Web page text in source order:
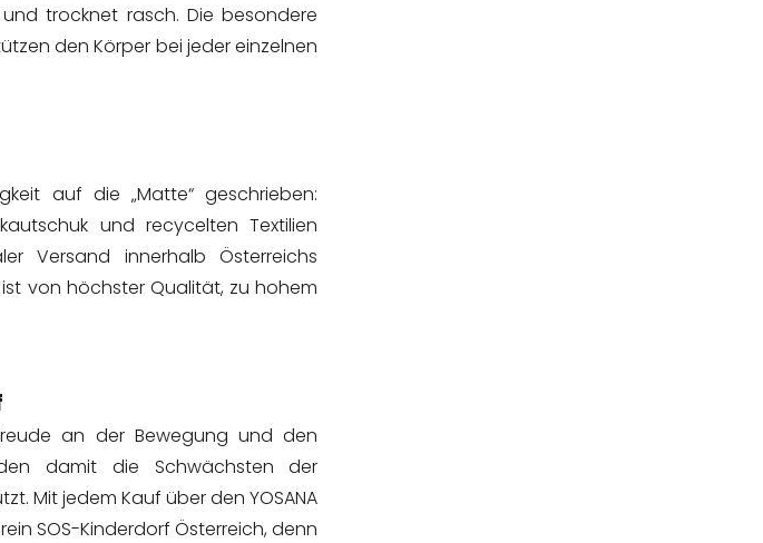
trocknet rasch. Die besondere
den Körper bei jeder einzelnen
auf die „Matte“ geschrieben:
und recycelten Textilien
Versand innerhalb Österreichs
von höchster Qualität, zu hohem
an der Bewegung und den
damit die Schwächsten der
Mit jedem Kauf über den YOSANA
SOS-Kinderdorf Österreich, denn